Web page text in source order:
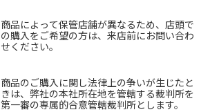
商品によって保管店舗が異なるため、店頭で
の購入をご希望の方は、来店前にお問い合わ
せください。
商品のご購入に関し法律上の争いが生じたと
きは、弊社の本社所在地を管轄する裁判所を
第一審の専属的合意管轄裁判所とします。